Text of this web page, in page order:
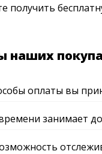
получить
наших
оплаты вы
занимает